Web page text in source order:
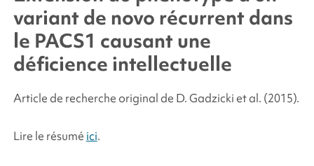
variant de novo récurrent dans
le PACS1 causant une
déficience intellectuelle
Article de recherche original de D. Gadzickiet al. (2015).
Lire le résumé ici.